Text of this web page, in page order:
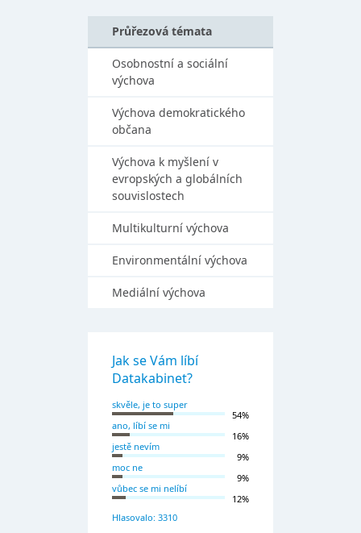
Průřezová témata
Osobnostní a sociální
výchova
Výchova demokratického
občana
Výchova k myšlení v
evropských a globálních
souvislostech
Multikulturní výchova
Environmentální výchova
Mediální výchova
Jak se Vám líbí
Datakabinet?
skvěle, je to super
54%
ano, líbí se mi
16%
jestě nevím
9%
moc ne
9%
vůbec se mi nelíbí
12%
Hlasovalo: 3310